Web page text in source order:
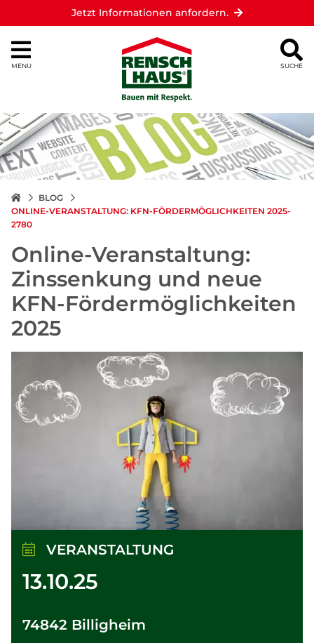
Jetzt Informationen anfordern.
MENU SUCHE
BLOG
ONLINE-VERANSTALTUNG: KFN-FÖRDERMÖGLICHKEITEN 2025-
2780
Online-Veranstaltung:
Zinssenkung und neue
KFN-Fördermöglichkeiten
2025
VERANSTALTUNG
13.10.25
74842 Billigheim